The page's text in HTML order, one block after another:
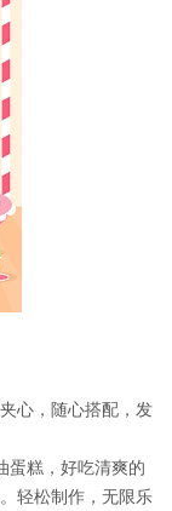
心，随心搭配，发
蛋糕，好吃清爽的
轻松制作，无限乐